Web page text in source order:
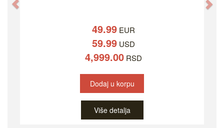
49.99EUR
59.99USD
4,999.00RSD
Dodaj u korpu
Više detalja